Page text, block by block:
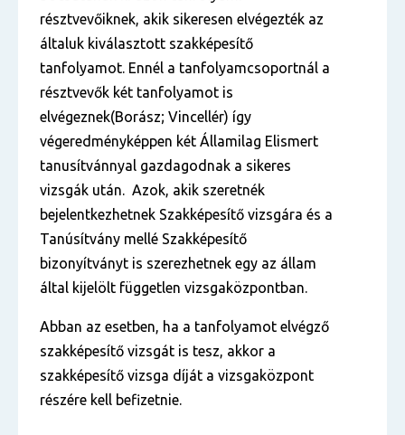
résztvevőiknek, akik sikeresen elvégezték az
általuk kiválasztott szakképesítő
tanfolyamot. Ennél a tanfolyamcsoportnál a
résztvevők két tanfolyamot is
elvégeznek(Borász; Vincellér) így
végeredményképpen két Államilag Elismert
tanusítvánnyal gazdagodnak a sikeres
vizsgák után. Azok, akik szeretnék
bejelentkezhetnek Szakképesítő vizsgára és a
Tanúsítvány mellé Szakképesítő
bizonyítványt is szerezhetnek egy az állam
által kijelölt független vizsgaközpontban.
Abban az esetben, ha a tanfolyamot elvégző
szakképesítő vizsgát is tesz, akkor a
szakképesítő vizsga díját a vizsgaközpont
részére kell befizetnie.